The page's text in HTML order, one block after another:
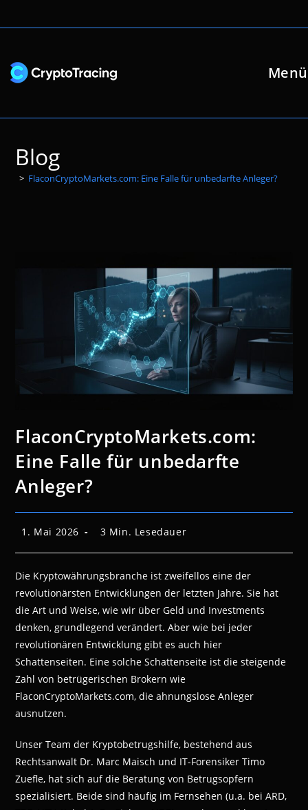
Inhalt
Menü
Blog
> FlaconCryptoMarkets.com: Eine Falle für unbedarfte Anleger?
FlaconCryptoMarkets.com:
Eine Falle für unbedarfte
Anleger?
Beitrag
1. Mai 2026 Lesedauer:
3 Min. Lesedauer
Die Kryptowährungsbranche ist zweifellos eine der
revolutionärsten Entwicklungen der letzten Jahre. Sie hat
die Art und Weise, wie wir über Geld und Investments
denken, grundlegend verändert. Aber wie bei jeder
revolutionären Entwicklung gibt es auch hier
Schattenseiten. Eine solche Schattenseite ist die steigende
Zahl von betrügerischen Brokern wie
FlaconCryptoMarkets.com, die ahnungslose Anleger
ausnutzen.
Unser Team der Kryptobetrugshilfe, bestehend aus
Rechtsanwalt Dr. Marc Maisch und IT-Forensiker Timo
Zuefle, hat sich auf die Beratung von Betrugsopfern
spezialisiert. Beide sind häufig im Fernsehen (u.a. bei ARD,